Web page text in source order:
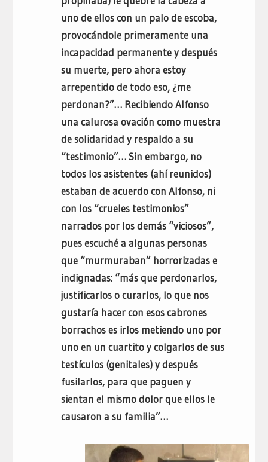
uno de ellos con un palo de escoba,
provocándole primeramente una
incapacidad permanente y después
su muerte, pero ahora estoy
arrepentido de todo eso, ¿me
perdonan?”… Recibiendo Alfonso
una calurosa ovación como muestra
de solidaridad y respaldo a su
“testimonio”… Sin embargo, no
todos los asistentes (ahí reunidos)
estaban de acuerdo con Alfonso, ni
con los “crueles testimonios”
narrados por los demás “viciosos”,
pues escuché a algunas personas
que “murmuraban” horrorizadas e
indignadas: “más que perdonarlos,
justificarlos o curarlos, lo que nos
gustaría hacer con esos cabrones
borrachos es irlos metiendo uno por
uno en un cuartito y colgarlos de sus
testículos (genitales) y después
fusilarlos, para que paguen y
sientan el mismo dolor que ellos le
causaron a su familia”…